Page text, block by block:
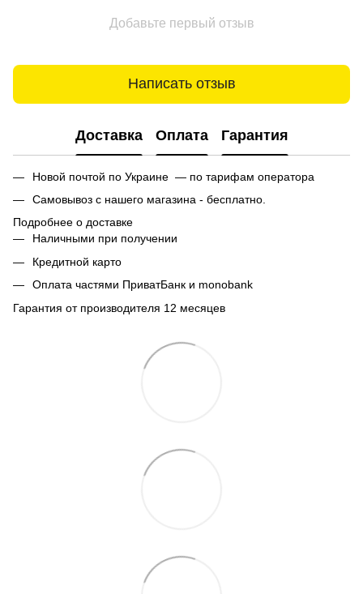
Добавьте первый отзыв
Написать отзыв
Доставка Оплата Гарантия
Новой почтой по Украине — по тарифам оператора
Самовывоз с нашего магазина - бесплатно.
Подробнее о доставке
Наличными при получении
Кредитной карто
Оплата частями ПриватБанк и monobank
Гарантия от производителя 12 месяцев